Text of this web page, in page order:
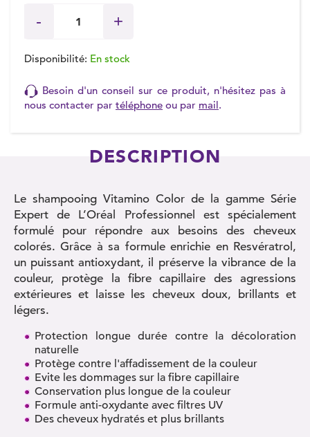
Disponibilité: En stock
Besoin d'un conseil sur ce produit, n'hésitez pas à
nous contacter par téléphone ou par mail.
DESCRIPTION
Le shampooing Vitamino Color de la gamme Série
Expert de L’Oréal Professionnel est spécialement
formulé pour répondre aux besoins des cheveux
colorés. Grâce à sa formule enrichie en Resvératrol,
un puissant antioxydant, il préserve la vibrance de la
couleur, protège la fibre capillaire des agressions
extérieures et laisse les cheveux doux, brillants et
légers.
Protection longue durée contre la décoloration
naturelle
Protège contre l'affadissement de la couleur
Evite les dommages sur la fibre capillaire
Conservation plus longue de la couleur
Formule anti-oxydante avec filtres UV
Des cheveux hydratés et plus brillants